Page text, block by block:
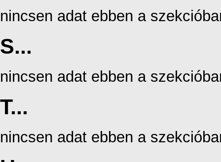
nincsen adat ebben a
S...
nincsen adat ebben a
T...
nincsen adat ebben a